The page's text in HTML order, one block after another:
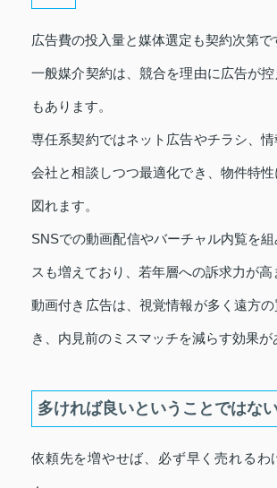
広告費の投入量と媒体選定も契約次第で
一般媒介契約は、競合を理由に広告が
もあります。
専任系契約ではネット広告やチラシ、
会社と相談しつつ最適化でき、物件特
図れます。
SNSでの動画配信やバーチャル内覧を
スも増えており、若年層への訴求力が高
動画付き広告は、視覚情報が多く遠方
き、内見前のミスマッチを減らす効果が
多ければ良いということではな
依頼先を増やせば、必ず早く売れるわ